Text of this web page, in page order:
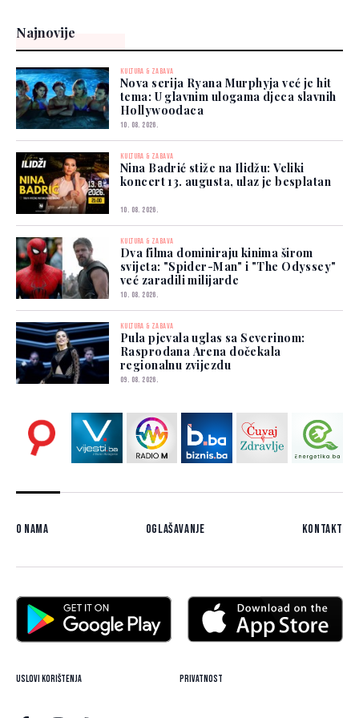
Najnovije
KULTURA & ZABAVA
Nova serija Ryana Murphyja već je hit
tema: U glavnim ulogama djeca slavnih
Hollywoodaca
10. 08. 2026.
KULTURA & ZABAVA
Nina Badrić stiže na Ilidžu: Veliki
koncert 13. augusta, ulaz je besplatan
10. 08. 2026.
KULTURA & ZABAVA
Dva filma dominiraju kinima širom
svijeta: "Spider-Man" i "The Odyssey"
već zaradili milijarde
10. 08. 2026.
KULTURA & ZABAVA
Pula pjevala uglas sa Severinom:
Rasprodana Arena dočekala
regionalnu zvijezdu
09. 08. 2026.
O nama Oglašavanje Kontakt
Uslovi korištenja Privatnost